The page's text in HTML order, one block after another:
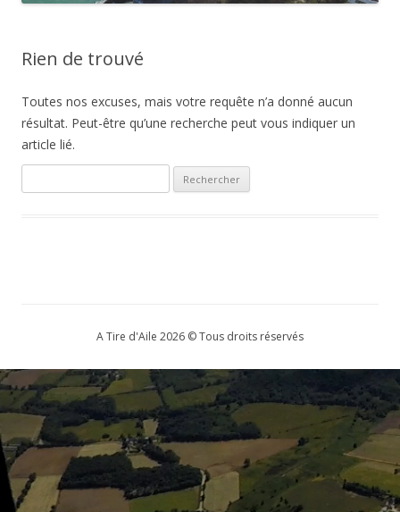
Rien de trouvé
Toutes nos excuses, mais votre requête n’a donné aucun
résultat. Peut-être qu’une recherche peut vous indiquer un
article lié.
A Tire d'Aile 2026 © Tous droits réservés